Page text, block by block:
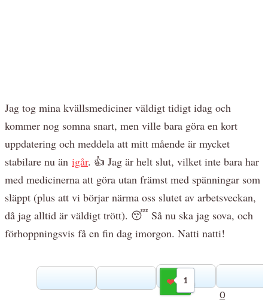
Jag tog mina kvällsmediciner väldigt tidigt idag och
kommer nog somna snart, men ville bara göra en kort
uppdatering och meddela att mitt mående är mycket
stabilare nu än igår. 👍 Jag är helt slut, vilket inte bara har
med medicinerna att göra utan främst med spänningar som
släppt (plus att vi börjar närma oss slutet av arbetsveckan,
då jag alltid är väldigt trött). 😴 Så nu ska jag sova, och
förhoppningsvis få en fin dag imorgon. Natti natti!
1
Gilla
0